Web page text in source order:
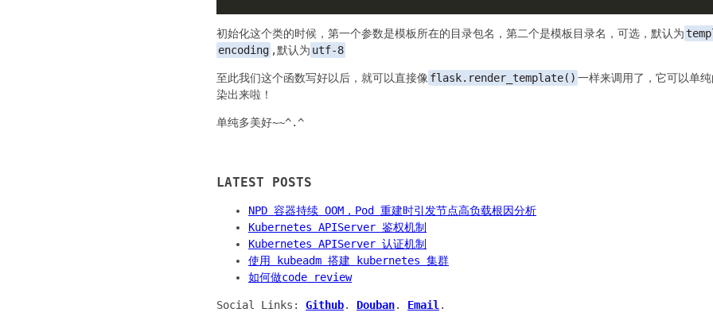
初始化这个类的时候，第一个参数是模板所在的目录包名，第二个是模板目录名，可选，默认为
encoding ,默认为 utf-8
至此我们这个函数写好以后，就可以直接像flask.render_template() 一样来调用了，它可以单
染出来啦！
单纯多美好~~^.^
LATEST POSTS
NPD 容器持续 OOM，Pod 重建时引发节点高负载根因分析
Kubernetes APIServer 鉴权机制
Kubernetes APIServer 认证机制
使用 kubeadm 搭建 kubernetes 集群
如何做code review
Social Links: Github. Douban. Email .